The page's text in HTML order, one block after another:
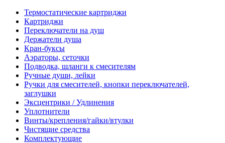
Термостатические картриджи
Картриджи
Переключатели на душ
Держатели душа
Кран-буксы
Аэраторы, сеточки
Подводка, шланги к смесителям
Ручные души, лейки
Ручки для смесителей, кнопки переключателей,
заглушки
Эксцентрики / Удлинения
Уплотнители
Винты/крепления/гайки/втулки
Чистящие средства
Комплектующие